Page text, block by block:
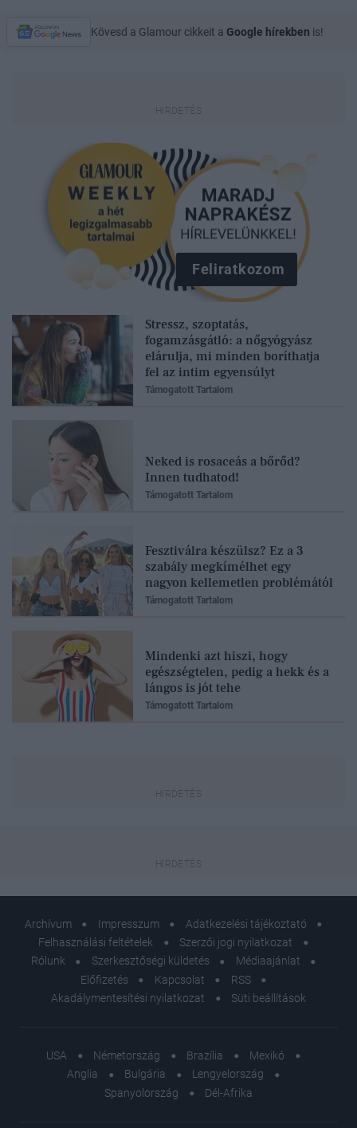
Kövesd a Glamour cikkeit a Google hírekben is!
Feliratkozom
Stressz, szoptatás,
fogamzásgátló: a nőgyógyász
elárulja, mi minden boríthatja
fel az intim egyensúlyt
Támogatott Tartalom
Neked is rosaceás a bőrőd?
Innen tudhatod!
Támogatott Tartalom
Fesztiválra készülsz? Ez a 3
szabály megkímélhet egy
nagyon kellemetlen problémától
Támogatott Tartalom
Mindenki azt hiszi, hogy
egészségtelen, pedig a hekk és a
lángos is jót tehe
Támogatott Tartalom
Archívum Impresszum
Adatkezelési tájékoztató
Felhasználási feltételek
Szerzői jogi nyilatkozat
Rólunk
Szerkesztőségi küldetés
Médiaajánlat
Előfizetés
Kapcsolat
RSS
Akadálymentesítési nyilatkozat
Süti beállítások
USA Németország Brazília
Mexikó
Anglia
Bulgária
Lengyelország
Spanyolország
Dél-Afrika